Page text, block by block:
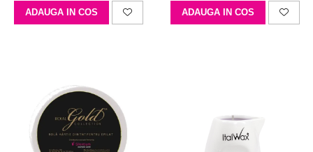
ADAUGA IN COS ADAUGA IN COS